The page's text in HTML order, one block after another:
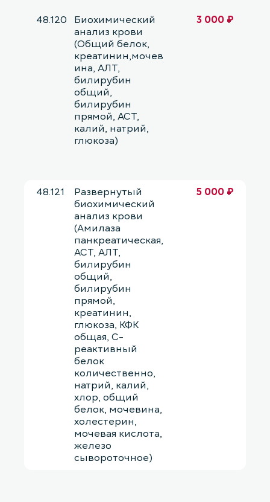
48.120
Биохимический
анализ крови
(Общий белок,
креатинин,мочев
ина, АЛТ,
билирубин
общий,
билирубин
прямой, АСТ,
калий, натрий,
глюкоза)
3 000 ₽
48.121
Развернутый
биохимический
анализ крови
(Амилаза
панкреатическая,
АСТ, АЛТ,
билирубин
общий,
билирубин
прямой,
креатинин,
глюкоза, КФК
общая, С-
реактивный
белок
количественно,
натрий, калий,
хлор, общий
белок, мочевина,
холестерин,
мочевая кислота,
железо
сывороточное)
5 000 ₽